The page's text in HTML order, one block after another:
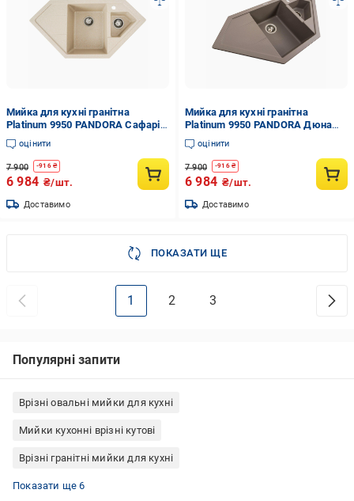
Мийка для кухні гранітна
Platinum 9950 PANDORA Сафарі
матовий (9950-17)
оцінити
7 900 -916₴
6 984 ₴/шт.
Доставимо
Мийка для кухні гранітна
Platinum 9950 PANDORA Дюна
матовий (9050-7)
оцінити
7 900 -916₴
6 984 ₴/шт.
Доставимо
ПОКАЗАТИ ЩЕ
1 2 3
Популярні запити
Врізні овальні мийки для кухні
Мийки кухонні врізні кутові
Врізні гранітні мийки для кухні
Кутові гранітні мийки для кухні
Гранітні круглі мийки для кухні
Врізні прямокутні мийки для кухні
Врізні круглі мийки для кухні
Врізні квадратні мийки для кухні
Гранітні прямокутні мийки для кухні
Показати ще 6